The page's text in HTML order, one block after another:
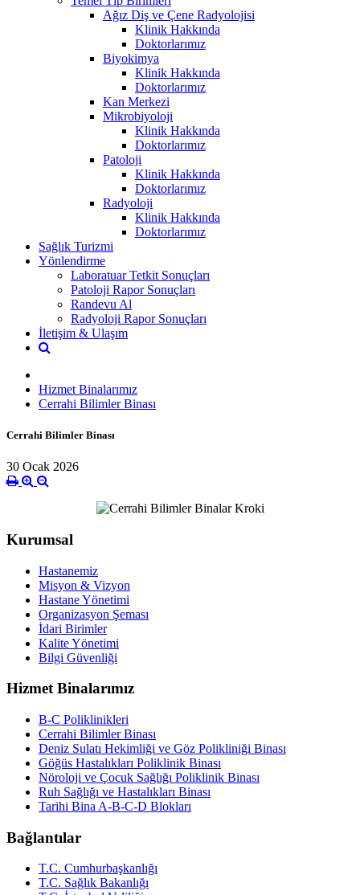
Ağız Diş ve Çene Radyolojisi
Klinik Hakkında
Doktorlarımız
Biyokimya
Klinik Hakkında
Doktorlarımız
Kan Merkezi
Mikrobiyoloji
Klinik Hakkında
Doktorlarımız
Patoloji
Klinik Hakkında
Doktorlarımız
Radyoloji
Klinik Hakkında
Doktorlarımız
Sağlık Turizmi
Yönlendirme
Laboratuar Tetkit Sonuçları
Patoloji Rapor Sonuçları
Randevu Al
Radyoloji Rapor Sonuçları
İletişim & Ulaşım
Hizmet Binalarımız
Cerrahi Bilimler Binası
Cerrahi Bilimler Binası
30 Ocak 2026
Kurumsal
Hastanemiz
Misyon & Vizyon
Hastane Yönetimi
Organizasyon Şeması
İdari Birimler
Kalite Yönetimi
Bilgi Güvenliği
Hizmet Binalarımız
B-C Poliklinikleri
Cerrahi Bilimler Binası
Deniz Sulatı Hekimliği ve Göz Polikliniği Binası
Göğüs Hastalıkları Poliklinik Binası
Nöroloji ve Çocuk Sağlığı Poliklinik Binası
Ruh Sağlığı ve Hastalıkları Binası
Tarihi Bina A-B-C-D Blokları
Bağlantılar
T.C. Cumhurbaşkanlığı
T.C. Sağlık Bakanlığı